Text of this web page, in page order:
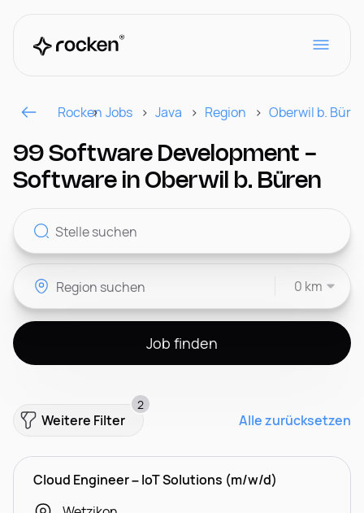
Für Arbeitgeber
Kontakt
CH
Rocken Jobs Java Region Oberwil b.
99 Software Development -
Software in Oberwil b. Büren
0 km
Job finden
Weitere Filter
2
Alle zurücksetzen
Cloud Engineer – IoT Solutions (m/w/d)